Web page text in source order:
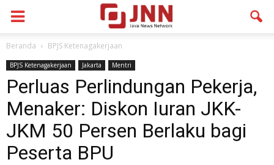
Beranda BPJS Ketenagakerjaan
BPJS Ketenagakerjaan Jakarta Mentri
Perluas Perlindungan Pekerja,
Menaker: Diskon Iuran JKK-
JKM 50 Persen Berlaku bagi
Peserta BPU